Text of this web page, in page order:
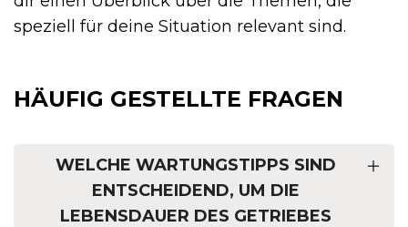
speziell für deine Situation relevant sind.
HÄUFIG GESTELLTE FRAGEN
WELCHE WARTUNGSTIPPS SIND
ENTSCHEIDEND, UM DIE
LEBENSDAUER DES GETRIEBES